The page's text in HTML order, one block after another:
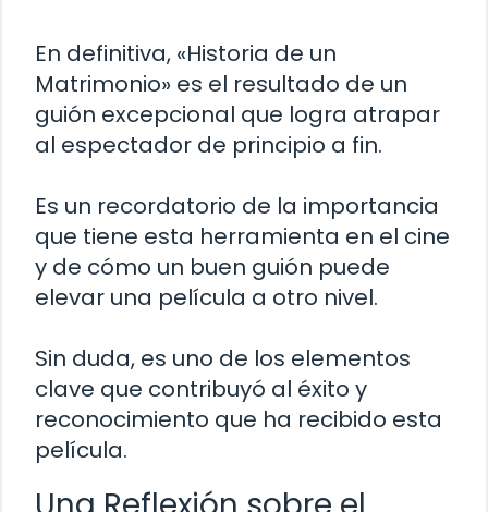
En definitiva, «Historia de un
Matrimonio» es el resultado de un
guión excepcional que logra atrapar
al espectador de principio a fin.
Es un recordatorio de la importancia
que tiene esta herramienta en el cine
y de cómo un buen guión puede
elevar una película a otro nivel.
Sin duda, es uno de los elementos
clave que contribuyó al éxito y
reconocimiento que ha recibido esta
película.